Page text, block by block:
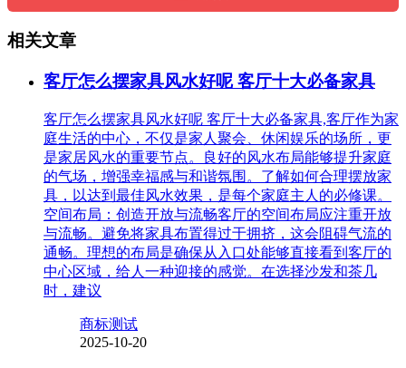
相关文章
客厅怎么摆家具风水好呢 客厅十大必备家具
客厅怎么摆家具风水好呢 客厅十大必备家具,客厅作为家
庭生活的中心，不仅是家人聚会、休闲娱乐的场所，更
是家居风水的重要节点。良好的风水布局能够提升家庭
的气场，增强幸福感与和谐氛围。了解如何合理摆放家
具，以达到最佳风水效果，是每个家庭主人的必修课。
空间布局：创造开放与流畅客厅的空间布局应注重开放
与流畅。避免将家具布置得过于拥挤，这会阻碍气流的
通畅。理想的布局是确保从入口处能够直接看到客厅的
中心区域，给人一种迎接的感觉。在选择沙发和茶几
时，建议
商标测试
2025-10-20